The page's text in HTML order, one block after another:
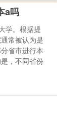
a吗
学。根据提
常被认为是
省市进行本
，不同省份